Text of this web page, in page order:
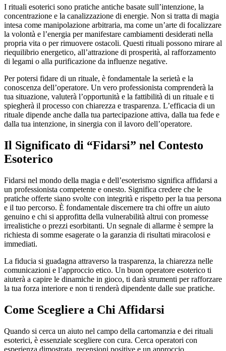
I rituali esoterici sono pratiche antiche basate sull’intenzione, la
concentrazione e la canalizzazione di energie. Non si tratta di magia
intesa come manipolazione arbitraria, ma come un’arte di focalizzare
la volontà e l’energia per manifestare cambiamenti desiderati nella
propria vita o per rimuovere ostacoli. Questi rituali possono mirare al
riequilibrio energetico, all’attrazione di prosperità, al rafforzamento
di legami o alla purificazione da influenze negative.
Per potersi fidare di un rituale, è fondamentale la serietà e la
conoscenza dell’operatore. Un vero professionista comprenderà la
tua situazione, valuterà l’opportunità e la fattibilità di un rituale e ti
spiegherà il processo con chiarezza e trasparenza. L’efficacia di un
rituale dipende anche dalla tua partecipazione attiva, dalla tua fede e
dalla tua intenzione, in sinergia con il lavoro dell’operatore.
Il Significato di “Fidarsi” nel Contesto
Esoterico
Fidarsi nel mondo della magia e dell’esoterismo significa affidarsi a
un professionista competente e onesto. Significa credere che le
pratiche offerte siano svolte con integrità e rispetto per la tua persona
e il tuo percorso. È fondamentale discernere tra chi offre un aiuto
genuino e chi si approfitta della vulnerabilità altrui con promesse
irrealistiche o prezzi esorbitanti. Un segnale di allarme è sempre la
richiesta di somme esagerate o la garanzia di risultati miracolosi e
immediati.
La fiducia si guadagna attraverso la trasparenza, la chiarezza nelle
comunicazioni e l’approccio etico. Un buon operatore esoterico ti
aiuterà a capire le dinamiche in gioco, ti darà strumenti per rafforzare
la tua forza interiore e non ti renderà dipendente dalle sue pratiche.
Come Scegliere a Chi Affidarsi
Quando si cerca un aiuto nel campo della cartomanzia e dei rituali
esoterici, è essenziale scegliere con cura. Cerca operatori con
esperienza dimostrata, recensioni positive e un approccio